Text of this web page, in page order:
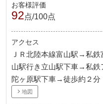
お客様評価
92点/100点
アクセス
ＪＲ北陸本線富山駅→私
山駅行き立山駅下車→私鉄
陀ヶ原駅下車→徒歩約２分
地図